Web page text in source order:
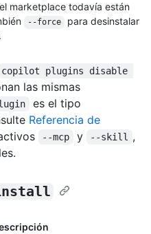
marketplace todavía están
--force
para desinstalar
copilot plugins disable
las mismas
es el tipo
Referencia de
--mcp y --skill
,